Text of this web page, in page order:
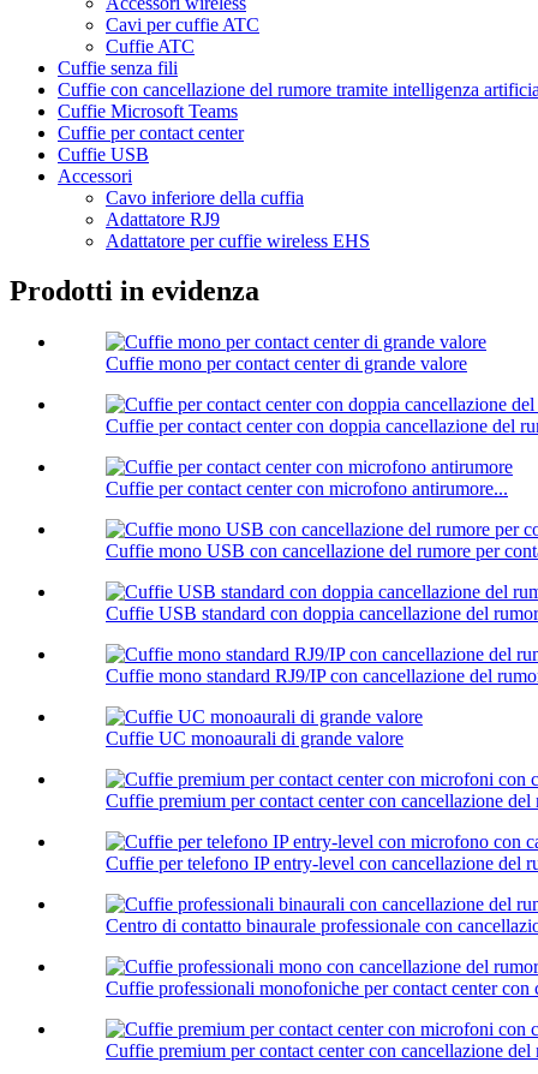
Cavi per cuffie ATC
Cuffie ATC
Cuffie senza fili
Cuffie con cancellazione del rumore tramite intelligenza
Cuffie Microsoft Teams
Cuffie per contact center
Cuffie USB
Accessori
Cavo inferiore della cuffia
Adattatore RJ9
Adattatore per cuffie wireless EHS
Prodotti in evidenza
Cuffie mono per contact center di grande valore
Cuffie per contact center con doppia cancellazione del
Cuffie per contact center con microfono antirumore...
Cuffie mono USB con cancellazione del rumore per
Cuffie USB standard con doppia cancellazione del
Cuffie mono standard RJ9/IP con cancellazione del
Cuffie UC monoaurali di grande valore
Cuffie premium per contact center con cancellazione del
Cuffie per telefono IP entry-level con cancellazione del
Centro di contatto binaurale professionale con
Cuffie professionali monofoniche per contact center con
Cuffie premium per contact center con cancellazione del